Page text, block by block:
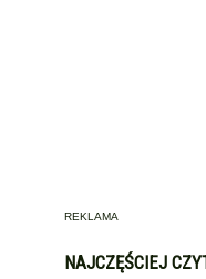
REKLAMA
NAJCZĘŚCIEJ